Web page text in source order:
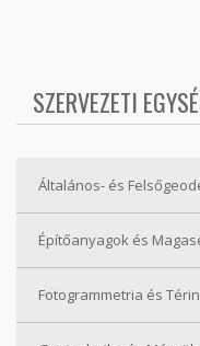
SZERVEZETI
Általános- és
Építőanyagok és
Fotogrammetria és